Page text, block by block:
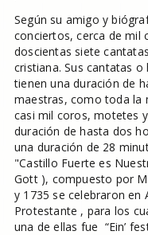
Según su amigo y
conciertos, cerca de
doscientas siete
cristiana. Sus cantatas
tienen una duración de
maestras, como toda la
casi mil coros, motetes
duración de hasta dos
una duración de 28
"Castillo Fuerte es
Gott ), compuesto por
y 1735 se celebraron en
Protestante , para los
una de ellas fue “Ein’